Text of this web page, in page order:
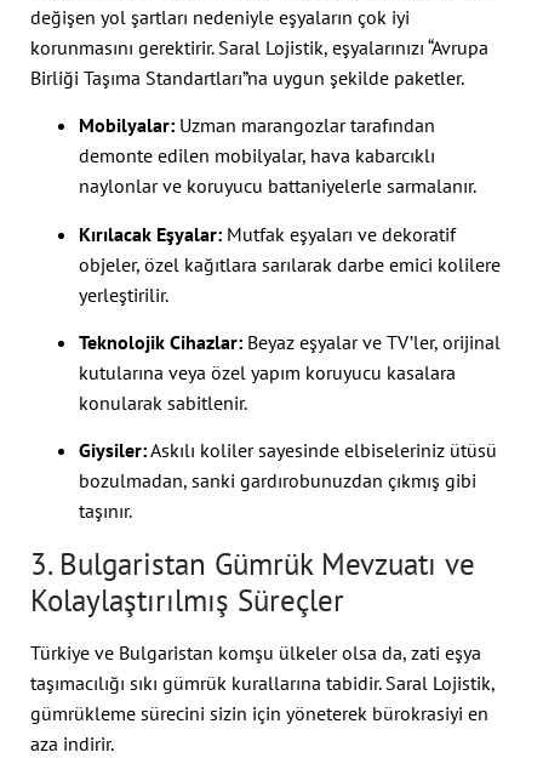
değişen yol şartları nedeniyle eşyaların çok iyi
korunmasını gerektirir. Saral Lojistik, eşyalarınızı “Avrupa
Birliği Taşıma Standartları”na uygun şekilde paketler.
Mobilyalar: Uzman marangozlar tarafından
demonte edilen mobilyalar, hava kabarcıklı
naylonlar ve koruyucu battaniyelerle sarmalanır.
Kırılacak Eşyalar: Mutfak eşyaları ve dekoratif
objeler, özel kağıtlara sarılarak darbe emici kolilere
yerleştirilir.
Teknolojik Cihazlar: Beyaz eşyalar ve TV’ler, orijinal
kutularına veya özel yapım koruyucu kasalara
konularak sabitlenir.
Giysiler:Askılı koliler sayesinde elbiseleriniz ütüsü
bozulmadan, sanki gardırobunuzdan çıkmış gibi
taşınır.
3. Bulgaristan Gümrük Mevzuatı ve
Kolaylaştırılmış Süreçler
Türkiye ve Bulgaristan komşu ülkeler olsa da, zati eşya
taşımacılığı sıkı gümrük kurallarına tabidir. Saral Lojistik,
gümrükleme sürecini sizin için yöneterek bürokrasiyi en
aza indirir.